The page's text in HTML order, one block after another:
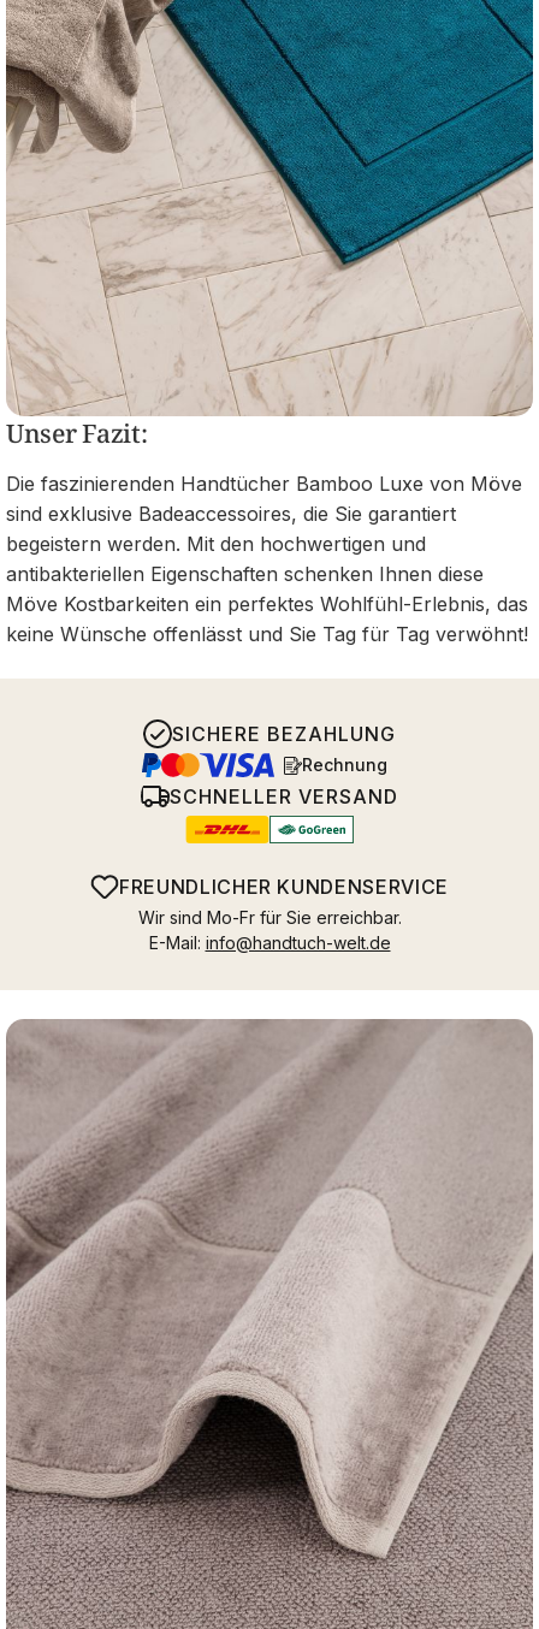
Unser Fazit:
Die faszinierenden Handtücher Bamboo Luxe von Möve
sind exklusive Badeaccessoires, die Sie garantiert
begeistern werden. Mit den hochwertigen und
antibakteriellen Eigenschaften schenken Ihnen diese
Möve Kostbarkeiten ein perfektes Wohlfühl-Erlebnis, das
keine Wünsche offenlässt und Sie Tag für Tag verwöhnt!
SICHERE BEZAHLUNG
Rechnung
SCHNELLER VERSAND
FREUNDLICHER KUNDENSERVICE
Wir sind Mo-Fr für Sie erreichbar.
E-Mail: info@handtuch-welt.de